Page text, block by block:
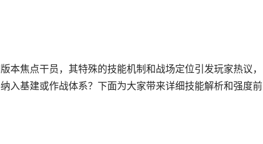
本焦点干员，其特殊的技能机制和战场定位引发玩家热议，
入基建或作战体系？下面为大家带来详细技能解析和强度前